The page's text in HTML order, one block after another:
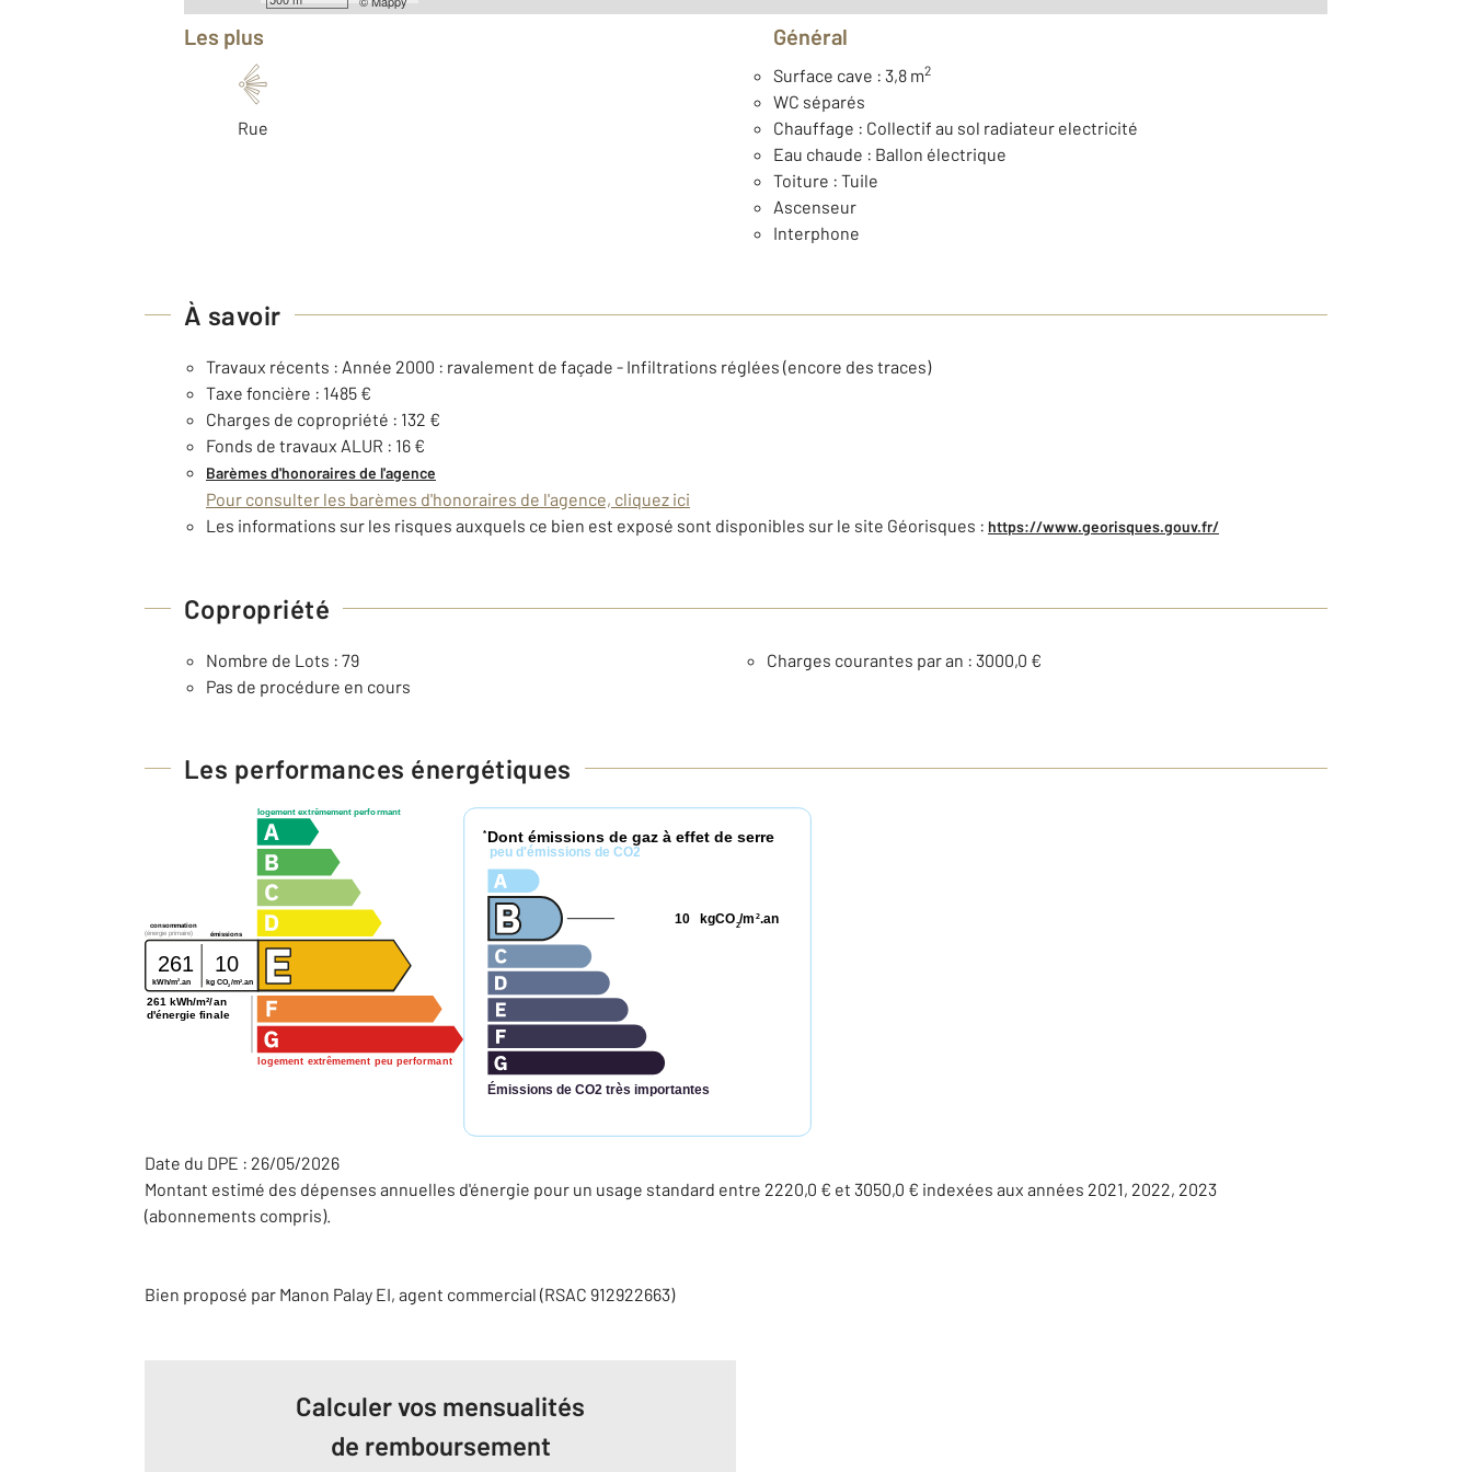
Les plus
Rue
Général
Surface cave : 3,8 m2
WC séparés
Chauffage : Collectif au sol radiateur electricité
Eau chaude : Ballon électrique
Toiture : Tuile
Ascenseur
Interphone
À savoir
Travaux récents : Année 2000 : ravalement de façade - Infiltrations réglées (encore des traces)
Taxe foncière : 1485 €
Charges de copropriété : 132 €
Fonds de travaux ALUR : 16 €
Barèmes d'honoraires de l'agence
Pour consulter les barèmes d'honoraires de l'agence, cliquez ici
Les informations sur les risques auxquels ce bien est exposé sont disponibles sur le site Géorisques : https://www.georisques.gouv.fr/
Copropriété
Nombre de Lots : 79
Charges courantes par an : 3000,0 €
Pas de procédure en cours
Les performances énergétiques
logement extrêmement performant
logement extrêmement peu performant
consommation
émissions
(énergie primaire)
261 10
kWh/m2 .an kg CO2/m2 .an
261 kWh/m²/an
d'énergie finale
* Dont émissions de gaz à effet de serre
peu d'émissions de CO2
Émissions de CO2 très importantes
kgCO2/m 2.an
10
Date du DPE : 26/05/2026
Montant estimé des dépenses annuelles d'énergie pour un usage standard entre 2220,0 € et 3050,0 € indexées aux années 2021, 2022, 2023
(abonnements compris).
Bien proposé par Manon Palay EI, agent commercial (RSAC 912922663)
Calculer vos mensualités
de remboursement